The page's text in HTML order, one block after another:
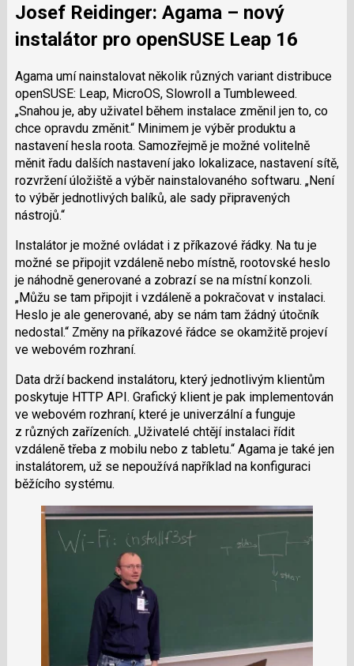
Josef Reidinger: Agama – nový
instalátor pro openSUSE Leap 16
Agama umí nainstalovat několik různých variant distribuce
openSUSE: Leap, MicroOS, Slowroll a Tumbleweed.
Snahou je, aby uživatel během instalace změnil jen to, co
chce opravdu změnit. Minimem je výběr produktu a
nastavení hesla roota. Samozřejmě je možné volitelně
měnit řadu dalších nastavení jako lokalizace, nastavení sítě,
rozvržení úložiště a výběr nainstalovaného softwaru. Není
to výběr jednotlivých balíků, ale sady připravených
nástrojů.
Instalátor je možné ovládat i z příkazové řádky. Na tu je
možné se připojit vzdáleně nebo místně, rootovské heslo
je náhodně generované a zobrazí se na místní konzoli.
Můžu se tam připojit i vzdáleně a pokračovat v instalaci.
Heslo je ale generované, aby se nám tam žádný útočník
nedostal. Změny na příkazové řádce se okamžitě projeví
ve webovém rozhraní.
Data drží backend instalátoru, který jednotlivým klientům
poskytuje HTTP API. Grafický klient je pak implementován
ve webovém rozhraní, které je univerzální a funguje
z různých zařízeních. Uživatelé chtějí instalaci řídit
vzdáleně třeba z mobilu nebo z tabletu. Agama je také jen
instalátorem, už se nepoužívá například na konfiguraci
běžícího systému.